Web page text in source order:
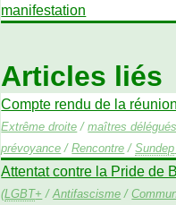
manifestation
Articles liés
Compte rendu de la
Extrême droite /maîtres délégués
prévoyance /Rencontre /Sundep
Attentat contre la Pride de
(LGBT+ /Antifascisme /